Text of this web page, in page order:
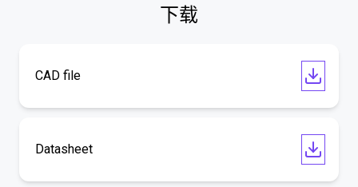
下载
CAD file
Datasheet